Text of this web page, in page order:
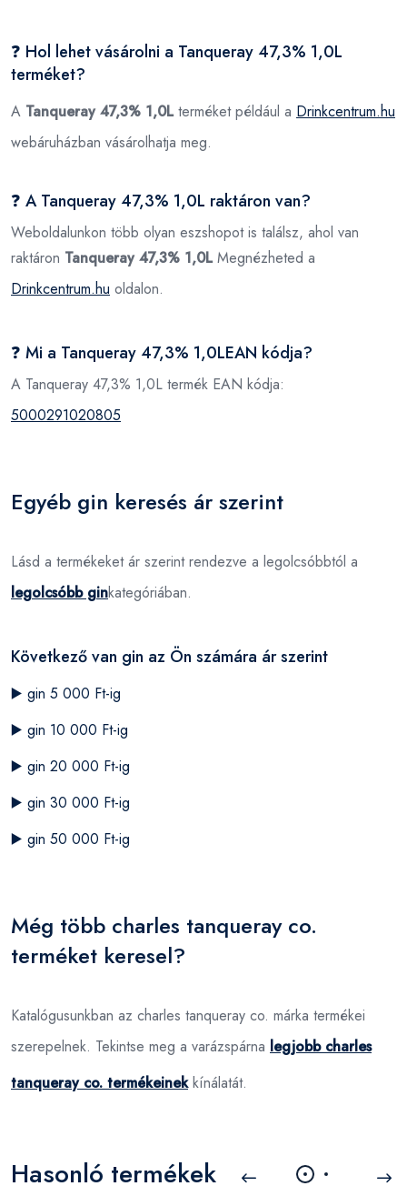
❓ Hol lehet vásárolni a Tanqueray 47,3% 1,0L
terméket?
A Tanqueray 47,3% 1,0Lterméket például a Drinkcentrum.hu
webáruházban vásárolhatja meg.
❓ A Tanqueray 47,3% 1,0L raktáron van?
Weboldalunkon több olyan eszshopot is találsz, ahol van
raktáron Tanqueray 47,3% 1,0LMegnézheted a
Drinkcentrum.hu oldalon.
❓ Mi a Tanqueray 47,3% 1,0LEAN kódja?
A Tanqueray 47,3% 1,0L termék EAN kódja:
5000291020805
Egyéb gin keresés ár szerint
Lásd a termékeket ár szerint rendezve a legolcsóbbtól a
legolcsóbb ginkategóriában.
Következő van gin az Ön számára ár szerint
▶️ gin 5 000 Ft-ig
▶️ gin 10 000 Ft-ig
▶️ gin 20 000 Ft-ig
▶️ gin 30 000 Ft-ig
▶️ gin 50 000 Ft-ig
Még több charles tanqueray co.
terméket keresel?
Katalógusunkban az charles tanqueray co. márka termékei
szerepelnek. Tekintse meg a varázspárna legjobb charles
tanqueray co. termékeinekkínálatát.
Hasonló termékek